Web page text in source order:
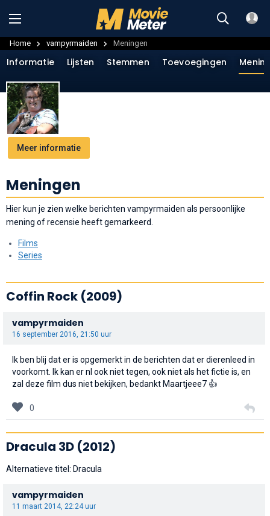
Home vampyrmaiden Meningen
Meer informatie
Informatie Lijsten Stemmen Toevoegingen
Meningen
Hier kun je zien welke berichten vampyrmaiden als persoonlijke
mening of recensie heeft gemarkeerd.
Films
Series
Coffin Rock (2009)
vampyrmaiden
16 september 2016, 21:50 uur
Ik ben blij dat er is opgemerkt in de berichten dat er dierenleed in
voorkomt. Ik kan er nl ook niet tegen, ook niet als het fictie is, en
zal deze film dus niet bekijken, bedankt Maartjeee7 👍
0
Dracula 3D (2012)
Alternatieve titel: Dracula
vampyrmaiden
11 maart 2014, 22:24 uur